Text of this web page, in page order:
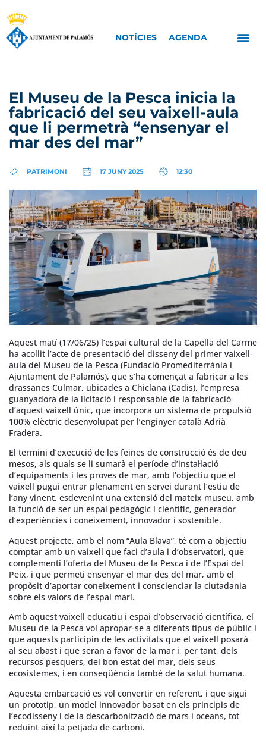
NOTÍCIES AGENDA
El Museu de la Pesca inicia la
fabricació del seu vaixell-aula
que li permetrà “ensenyar el
mar des del mar”
PATRIMONI 17 JUNY 2025 12:30
Aquest matí (17/06/25) l’espai cultural de la Capella del Carme
ha acollit l’acte de presentació del disseny del primer vaixell-
aula del Museu de la Pesca (Fundació Promediterrània i
Ajuntament de Palamós), que s’ha començat a fabricar a les
drassanes Culmar, ubicades a Chiclana (Cadis), l’empresa
guanyadora de la licitació i responsable de la fabricació
d’aquest vaixell únic, que incorpora un sistema de propulsió
100% elèctric desenvolupat per l’enginyer català Adrià
Fradera.
El termini d’execució de les feines de construcció és de deu
mesos, als quals se li sumarà el període d’instal·lació
d’equipaments i les proves de mar, amb l’objectiu que el
vaixell pugui entrar plenament en servei durant l’estiu de
l’any vinent, esdevenint una extensió del mateix museu, amb
la funció de ser un espai pedagògic i científic, generador
d’experiències i coneixement, innovador i sostenible.
Aquest projecte, amb el nom “Aula Blava”, té com a objectiu
comptar amb un vaixell que faci d’aula i d’observatori, que
complementi l’oferta del Museu de la Pesca i de l’Espai del
Peix, i que permeti ensenyar el mar des del mar, amb el
propòsit d’aportar coneixement i conscienciar la ciutadania
sobre els valors de l’espai marí.
Amb aquest vaixell educatiu i espai d’observació científica, el
Museu de la Pesca vol apropar-se a diferents tipus de públic i
que aquests participin de les activitats que el vaixell posarà
al seu abast i que seran a favor de la mar i, per tant, dels
recursos pesquers, del bon estat del mar, dels seus
ecosistemes, i en conseqüència també de la salut humana.
Aquesta embarcació es vol convertir en referent, i que sigui
un prototip, un model innovador basat en els principis de
l’ecodisseny i de la descarbonització de mars i oceans, tot
reduint així la petjada de carboni.